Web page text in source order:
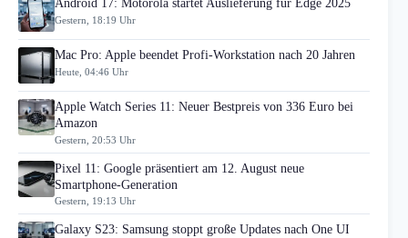
Android 17: Motorola startet Auslieferung für Edge 2025
Gestern, 18:19 Uhr
Mac Pro: Apple beendet Profi-Workstation nach 20 Jahren
Heute, 04:46 Uhr
Apple Watch Series 11: Neuer Bestpreis von 336 Euro bei
Amazon
Gestern, 20:53 Uhr
Pixel 11: Google präsentiert am 12. August neue
Smartphone-Generation
Gestern, 19:13 Uhr
Galaxy S23: Samsung stoppt große Updates nach One UI